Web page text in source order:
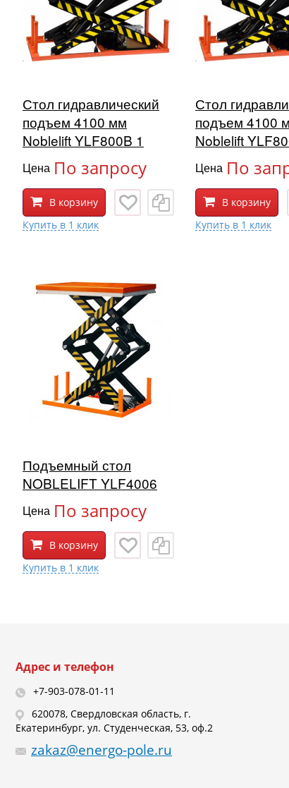
Стол гидравлический
подъем 4100 мм
Noblelift YLF800B 1
Цена По запросу
В корзину
Стол
подъем 4100
Noblelift
Цена По
В корзину
Подъемный стол
NOBLELIFT YLF4006
Цена По запросу
В корзину
Адрес и телефон
+7-903-078-01-11
620078, Свердловская область, г.
Екатеринбург, ул. Студенческая, 53, оф.2
zakaz@energo-pole.ru